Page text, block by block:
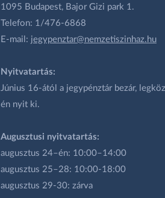
1095 Budapest, Bajor Gizi park 1.
Telefon: 1/476-6868
E-mail: jegypenztar@nemzetiszinhaz.hu
Nyitvatartás:
Június 16-ától a jegypénztár bezár,
én nyit ki.
Augusztusi nyitvatartás:
augusztus 24–én: 10:00–14:00
augusztus 25–28: 10:00-18:00
augusztus 29-30: zárva